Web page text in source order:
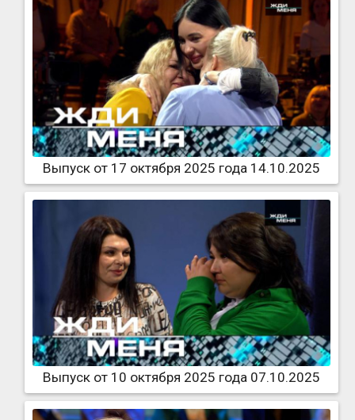
Выпуск от 17 октября 2025 года 14.10.2025
Выпуск от 10 октября 2025 года 07.10.2025